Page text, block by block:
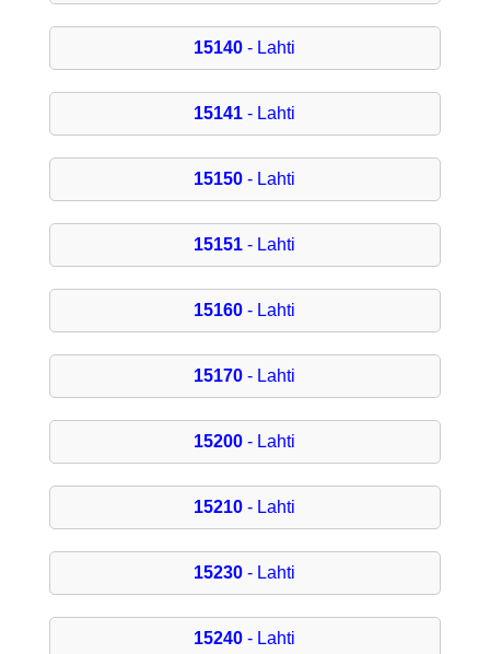
15140 - Lahti
15141 - Lahti
15150 - Lahti
15151 - Lahti
15160 - Lahti
15170 - Lahti
15200 - Lahti
15210 - Lahti
15230 - Lahti
15240 - Lahti